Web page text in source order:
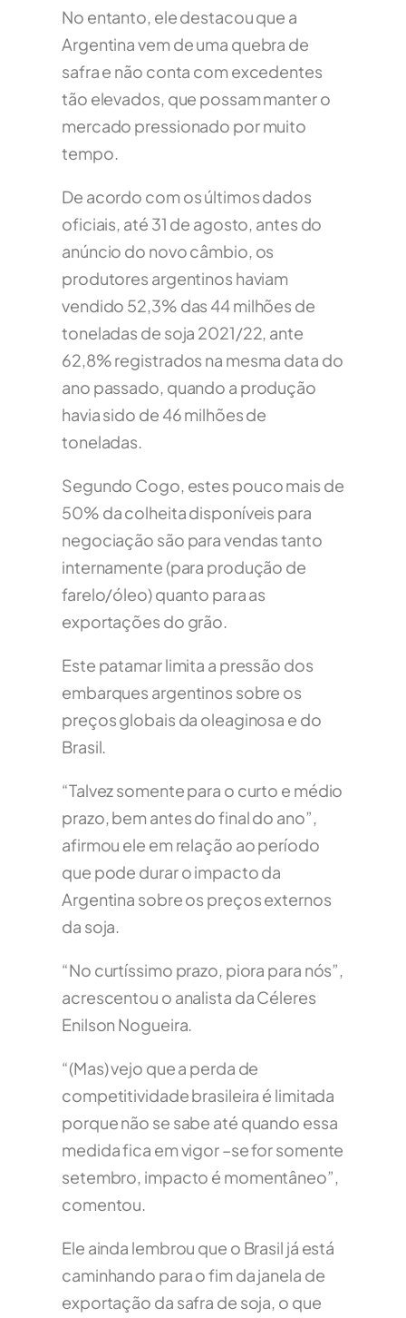
No entanto, ele destacou que a
Argentina vem de uma quebra de
safra e não conta com excedentes
tão elevados, que possam manter o
mercado pressionado por muito
tempo.
De acordo com os últimos dados
oficiais, até 31 de agosto, antes do
anúncio do novo câmbio, os
produtores argentinos haviam
vendido 52,3% das 44 milhões de
toneladas de soja 2021/22, ante
62,8% registrados na mesma data do
ano passado, quando a produção
havia sido de 46 milhões de
toneladas.
Segundo Cogo, estes pouco mais de
50% da colheita disponíveis para
negociação são para vendas tanto
internamente (para produção de
farelo/óleo) quanto para as
exportações do grão.
Este patamar limita a pressão dos
embarques argentinos sobre os
preços globais da oleaginosa e do
Brasil.
“Talvez somente para o curto e médio
prazo, bem antes do final do ano”,
afirmou ele em relação ao período
que pode durar o impacto da
Argentina sobre os preços externos
da soja.
“No curtíssimo prazo, piora para nós”,
acrescentou o analista da Céleres
Enilson Nogueira.
“(Mas) vejo que a perda de
competitividade brasileira é limitada
porque não se sabe até quando essa
medida fica em vigor –se for somente
setembro, impacto é momentâneo”,
comentou.
Ele ainda lembrou que o Brasil já está
caminhando para o fim da janela de
exportação da safra de soja, o que